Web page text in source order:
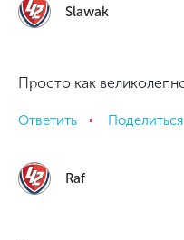
Slawak
Просто как
Ответить Поделиться
Raf